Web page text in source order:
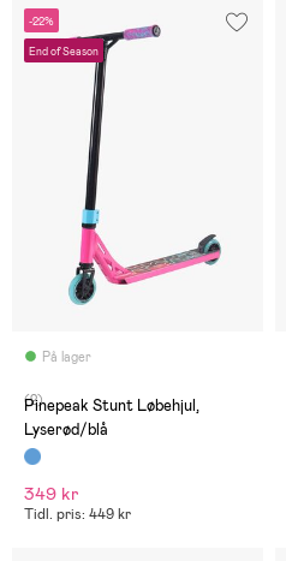
-22%
End of Season
På lager
(2)
Pinepeak Stunt Løbehjul,
Lyserød/blå
349 kr
Tidl. pris: 449 kr